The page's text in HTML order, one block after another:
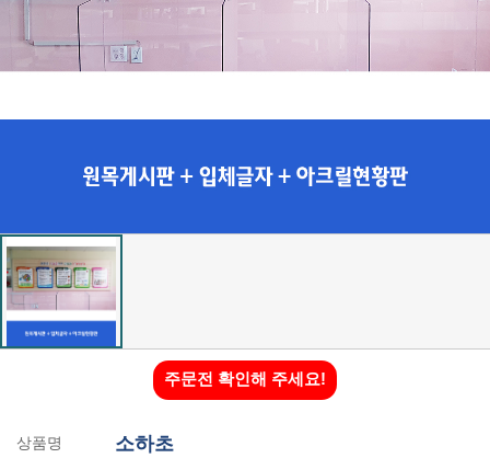
주문전 확인해 주세요!
상품명 소하초